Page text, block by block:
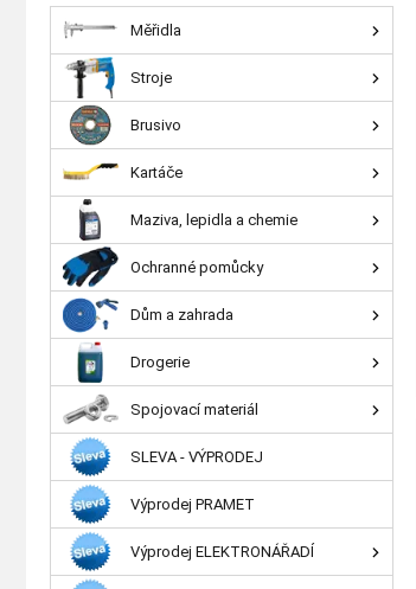
Měřidla
Stroje
Brusivo
Kartáče
Maziva, lepidla a chemie
Ochranné pomůcky
Dům a zahrada
Drogerie
Spojovací materiál
SLEVA - VÝPRODEJ
Výprodej PRAMET
Výprodej ELEKTRONÁŘADÍ